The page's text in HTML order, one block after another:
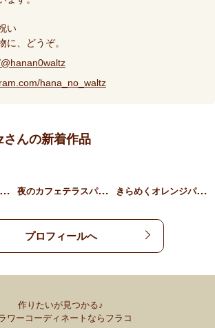
い
に、どうぞ。
hana_no_waltz
んの新着作品
秋
色ニュアンスカラーリース 夜
のカフェテラスパフェ き
らめくオレンジパフェのリ…
プロフィールへ
作りたいが見つかる♪
ワーコーディネートならフラコ